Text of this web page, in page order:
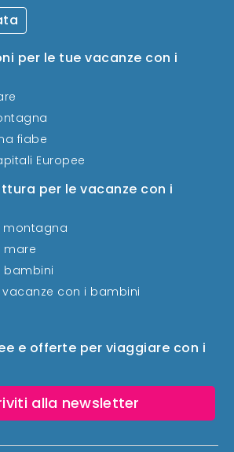
e offerte per viaggiare con i
alla newsletter
per le tue vacanze con i
fiabe
Europee
per le vacanze con i
montagna
mare
bambini
vacanze con i bambini